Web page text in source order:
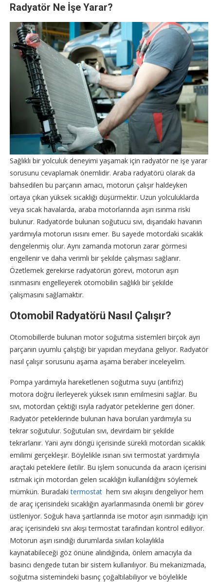
Radyatör Ne İşe Yarar?
Sağlıklı bir yolculuk deneyimi yaşamak için radyatör ne işe yarar
sorusunu cevaplamak önemlidir. Araba radyatörü olarak da
bahsedilen bu parçanın amacı, motorun çalışır haldeyken
ortaya çıkan yüksek sıcaklığı düşürmektir. Uzun yolculuklarda
veya sıcak havalarda, araba motorlarında aşırı ısınma riski
bulunur. Radyatörde bulunan soğutucu sıvı, dışarıdaki havanın
yardımıyla motorun ısısını emer. Bu sayede motordaki sıcaklık
dengelenmiş olur. Aynı zamanda motorun zarar görmesi
engellenir ve daha verimli bir şekilde çalışması sağlanır.
Özetlemek gerekirse radyatörün görevi, motorun aşırı
ısınmasını engelleyerek otomobilin sağlıklı bir şekilde
çalışmasını sağlamaktır.
Otomobil Radyatörü Nasıl Çalışır?
Otomobillerde bulunan motor soğutma sistemleri birçok ayrı
parçanın uyumlu çalıştığı bir yapıdan meydana geliyor. Radyatör
nasıl çalışır sorusunu aşama aşama beraber inceleyelim.
Pompa yardımıyla hareketlenen soğutma suyu (antifriz)
motora doğru ilerleyerek yüksek ısının emilmesini sağlar. Bu
sıvı, motordan çektiği ısıyla radyatör peteklerine geri döner.
Radyatör peteklerinde bulunan hava boruları yardımıyla su
tekrar soğutulur. Soğutulan sıvı, devirdaim bir şekilde
tekrarlanır. Yani aynı döngü içerisinde sürekli motordan sıcaklık
emilimi gerçekleşir. Böylelikle ısınan sıvı termostat yardımıyla
araçtaki peteklere iletilir. Bu işlem sonucunda da aracın içerisini
ısıtmak için motordan gelen sıcaklığın kullanıldığını söylemek
mümkün. Buradakitermostat hem sıvı akışını dengeliyor hem
de araç içerisindeki sıcaklığın ayarlanmasında önemli bir görev
üstleniyor. Soğuk hava şartlarında ise motor aşırı ısınmadığı için
araç içerisindeki sıvı akışı termostat tarafından kontrol ediliyor.
Motorun aşırı ısındığı durumlarda sıvıları kolaylıkla
kaynatabileceği göz önüne alındığında, önlem amacıyla da
basıncı dengede tutan bir sistem kullanılıyor. Bu mekanizmada,
soğutma sistemindeki basınç çoğaltılabiliyor ve böylelikle